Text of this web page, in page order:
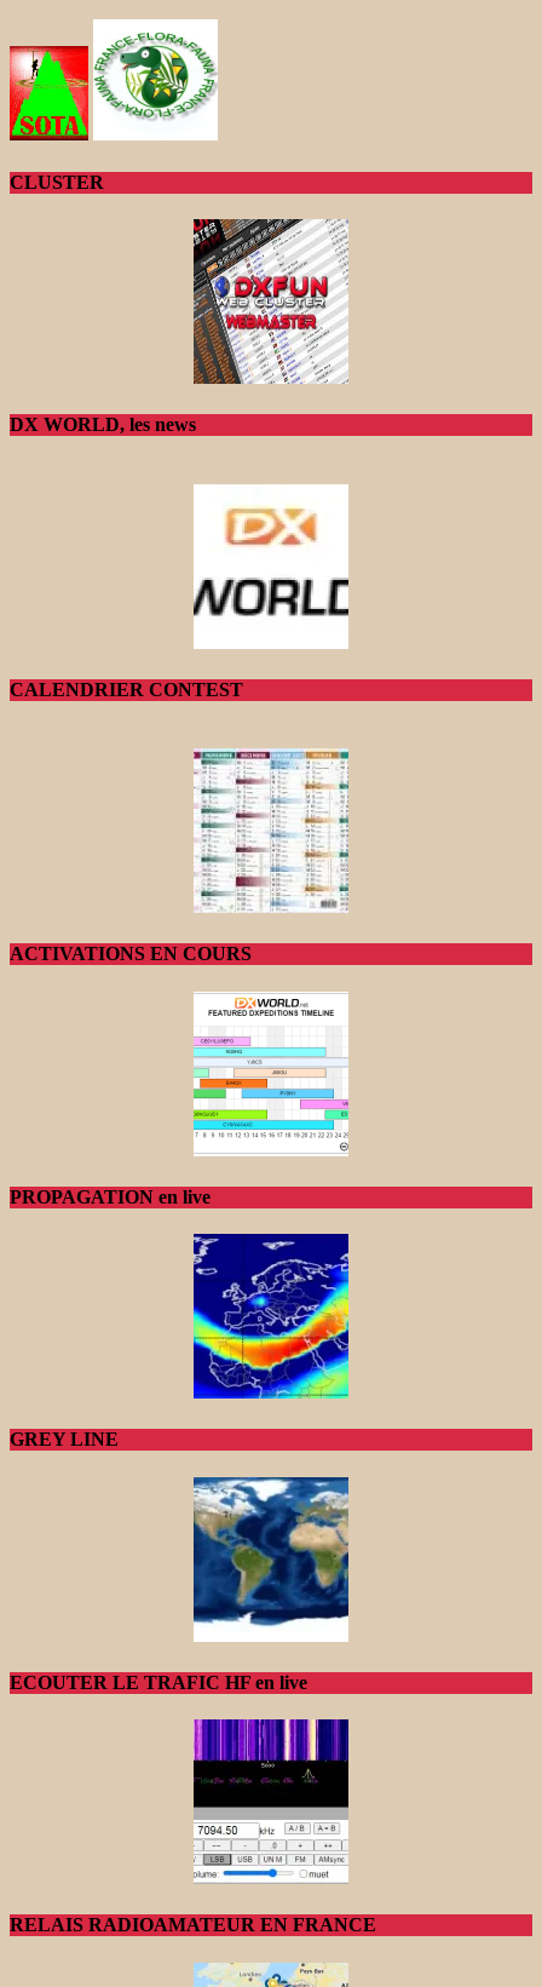
CLUSTER
DX WORLD, les news
CALENDRIER CONTEST
ACTIVATIONS EN COURS
PROPAGATION en live
GREY LINE
ECOUTER LE TRAFIC HF en live
RELAIS RADIOAMATEUR EN FRANCE